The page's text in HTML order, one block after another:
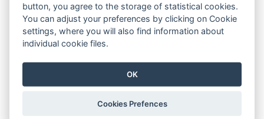
Datum narození
Datum narození ve formátu 20.1.1982 je potřebné
pro správné vytištění certifikátu o absolvování
button, you agree to the storage of statistical cookies.
You can adjust your preferences by clicking on Cookie
settings, where you will also find information about
individual cookie files.
OK
Cookies Prefences